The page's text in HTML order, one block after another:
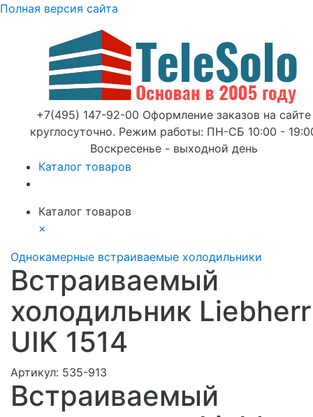
Полная версия сайта
+7(495) 147-92-00 Оформление заказов на сайте
круглосуточно. Режим работы: ПН-СБ 10:00 -
Воскресенье - выходной день
Каталог товаров
Каталог товаров
×
Однокамерные встраиваемые холодильники
Встраиваемый
холодильник Liebherr
UIK 1514
Артикул: 535-913
Встраиваемый